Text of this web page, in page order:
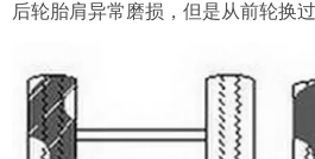
后轮胎肩异常磨损，但是从前轮换过